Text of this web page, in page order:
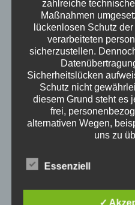
science of everyday
Wann ist man
angeboten bekommt?
Fehler F 23 des
Erwachsene? Kristof ist
zahlreiche
Maßnahmen
lückenlosen Schutz
verarbeiteten
sicherzustellen.
Sicherheitslücken
Schutz nicht
diesem Grund steht es
frei,
alternativen Wegen,
uns zu
Die
Richtlinien- und
der Datenschutz-
Essenziell
✓